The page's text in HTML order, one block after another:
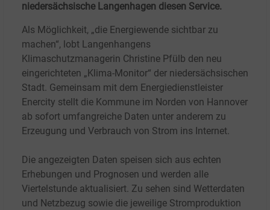
niedersächsische Langenhagen diesen Service.
Als Möglichkeit, „die Energiewende sichtbar zu
machen“, lobt Langenhangens
Klimaschutzmanagerin Christine Pfülb den neu
eingerichteten „Klima-Monitor“ der niedersächsischen
Stadt. Gemeinsam mit dem Energiedienstleister
Enercity stellt die Kommune im Norden von Hannover
ab sofort umfangreiche Daten unter anderem zu
Erzeugung und Verbrauch von Strom ins Internet.
Die angezeigten Daten speisen sich aus echten
Erhebungen und Prognosen und werden alle
Viertelstunde aktualisiert. Zu sehen sind Wetterdaten
und Netzbezug sowie die jeweilige Stromproduktion